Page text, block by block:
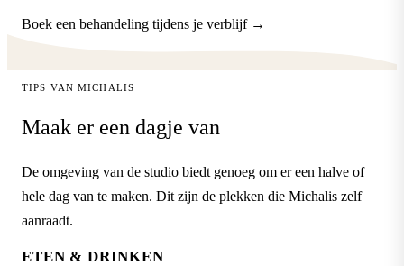
Boek een behandeling tijdens je verblijf →
TIPS VAN MICHALIS
Maak er een dagje van
De omgeving van de studio biedt genoeg om er een halve of
hele dag van te maken. Dit zijn de plekken die Michalis zelf
aanraadt.
ETEN & DRINKEN